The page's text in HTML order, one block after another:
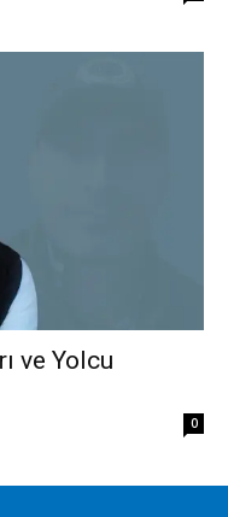
ve Yolcu
0